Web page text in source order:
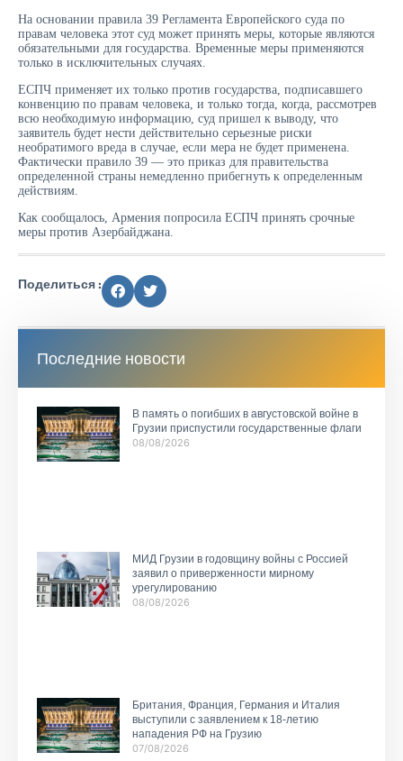
На основании правила 39 Регламента Европейского суда по
правам человека этот суд может принять меры, которые являются
обязательными для государства. Временные меры применяются
только в исключительных случаях.
ЕСПЧ применяет их только против государства, подписавшего
конвенцию по правам человека, и только тогда, когда, рассмотрев
всю необходимую информацию, суд пришел к выводу, что
заявитель будет нести действительно серьезные риски
необратимого вреда в случае, если мера не будет применена.
Фактически правило 39 — это приказ для правительства
определенной страны немедленно прибегнуть к определенным
действиям.
Как сообщалось, Армения попросила ЕСПЧ принять срочные
меры против Азербайджана.
Поделиться :
Последние новости
В память о погибших в августовской войне в
Грузии приспустили государственные флаги
08/08/2026
МИД Грузии в годовщину войны с Россией
заявил о приверженности мирному
урегулированию
08/08/2026
Британия, Франция, Германия и Италия
выступили с заявлением к 18-летию
нападения РФ на Грузию
07/08/2026